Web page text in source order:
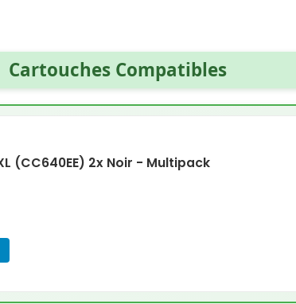
Cartouches Compatibles
(CC640EE) 2x Noir - Multipack